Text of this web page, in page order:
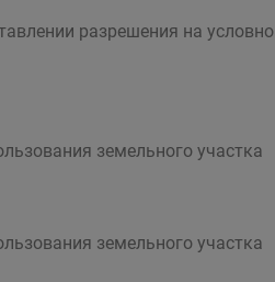
разрешения на условно
земельного участка
земельного участка